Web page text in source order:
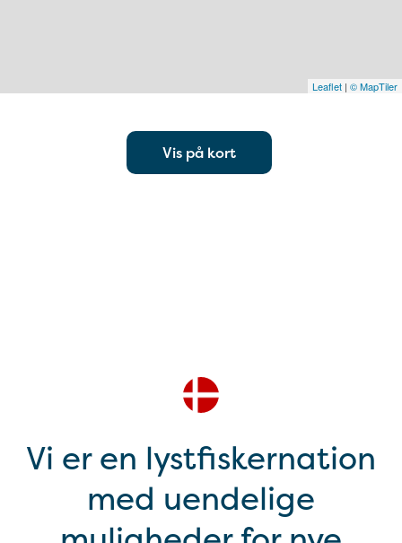
Leaflet | © MapTiler
Vis på kort
Vi er en lystfiskernation
med uendelige